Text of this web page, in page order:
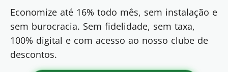
Economize até 16% todo mês, sem instalação e
sem burocracia. Sem fidelidade, sem taxa,
100% digital e com acesso ao nosso clube de
descontos.